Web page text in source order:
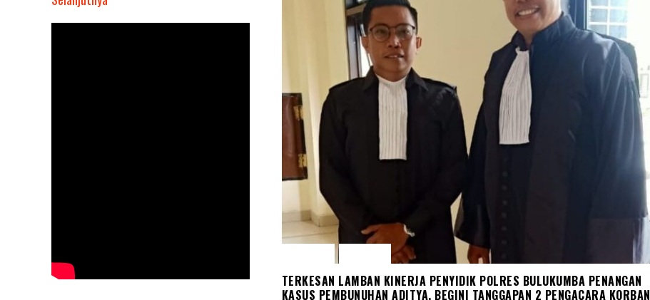
TERKESAN LAMBAN KINERJA PENYIDIK POLRES BULUKUMBA PENANGAN
KASUS PEMBUNUHAN ADITYA, BEGINI TANGGAPAN 2 PENGACARA KORBAN